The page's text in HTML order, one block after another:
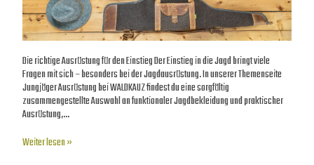
Die richtige Ausrüstung für den Einstieg Der Einstieg in die Jagd bringt viele
Fragen mit sich – besonders bei der Jagdausrüstung. In unserer Themenseite
Jungjäger Ausrüstung bei WALDKAUZ findest du eine sorgfältig
zusammengestellte Auswahl an funktionaler Jagdbekleidung und praktischer
Ausrüstung,…
Weiter lesen »